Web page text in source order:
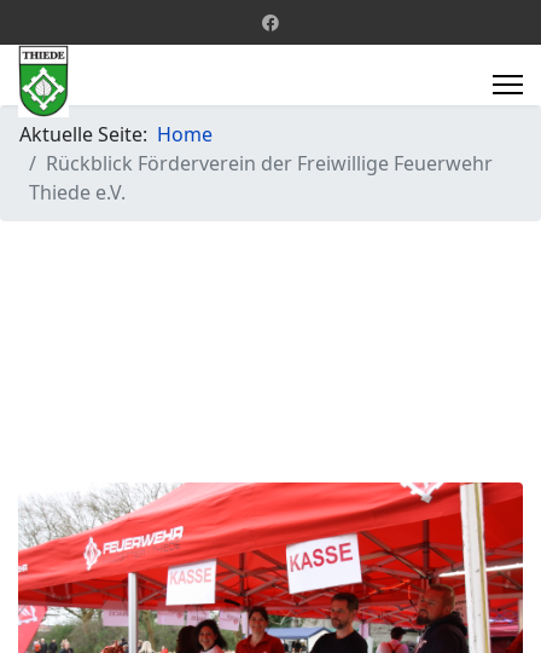
Aktuelle Seite: Home
Rückblick Förderverein der Freiwillige Feuerwehr
Thiede e.V.